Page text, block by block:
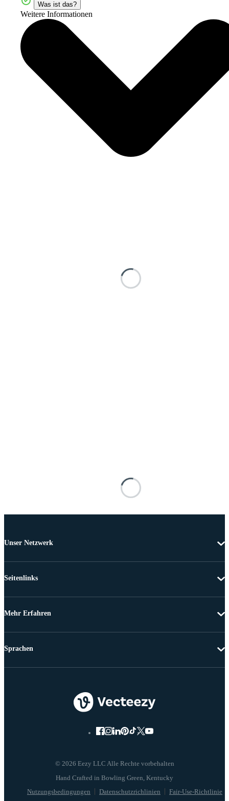
Was ist das?
Weitere Informationen
Unser Netzwerk
Seitenlinks
Mehr Erfahren
© 2026 Eezy LLC Alle Rechte vorbehalten
Nutzungsbedingungen Datenschutzrichlinien Fair-Use-Richtlinie
Sprachen